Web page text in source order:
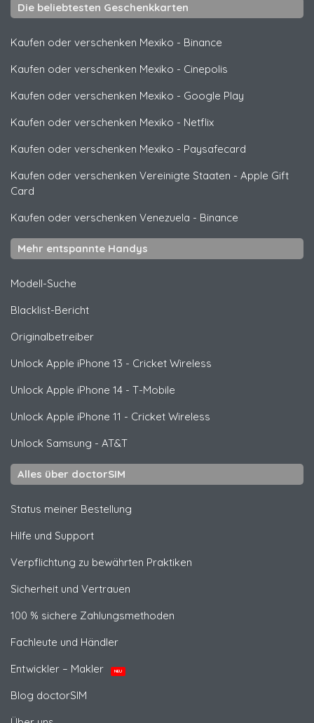
Die beliebtesten Geschenkkarten
Kaufen oder verschenken Mexiko - Binance
Kaufen oder verschenken Mexiko - Cinepolis
Kaufen oder verschenken Mexiko - Google Play
Kaufen oder verschenken Mexiko - Netflix
Kaufen oder verschenken Mexiko - Paysafecard
Kaufen oder verschenken Vereinigte Staaten - Apple Gift
Card
Kaufen oder verschenken Venezuela - Binance
Mehr entspannte Handys
Modell-Suche
Blacklist-Bericht
Originalbetreiber
Unlock Apple iPhone 13 - Cricket Wireless
Unlock Apple iPhone 14 - T-Mobile
Unlock Apple iPhone 11 - Cricket Wireless
Unlock Samsung - AT&T
Alles über doctorSIM
Status meiner Bestellung
Hilfe und Support
Verpflichtung zu bewährten Praktiken
Sicherheit und Vertrauen
100 % sichere Zahlungsmethoden
Fachleute und Händler
Entwickler – Makler
NEU
Blog doctorSIM